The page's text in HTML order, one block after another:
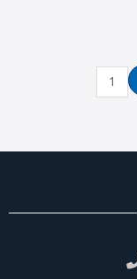
produkto
kiekis: